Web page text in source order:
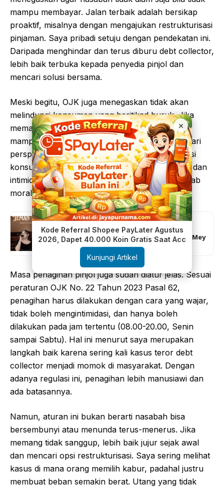
mampu membayar. Jalan terbaik adalah bersikap
proaktif, misalnya dengan mengajukan restrukturisasi
pinjaman. Saya pribadi setuju dengan pendekatan ini.
Daripada menghindar dan terus diburu debt collector,
lebih baik terbuka kepada penyedia pinjol dan
mencari solusi bersama.
Meski begitu, OJK juga menegaskan tidak akan
melindungi konsumen yang beritikad buruk. Jika
memang sengaja tidak mau membayar padahal
mampu, maka tentu ada konsekuensi hukum. Dari
perspektif saya, aturan ini adil. Karena di satu sisi
konsumen dilindungi dari penagihan yang kasar dan
intimidatif, tapi di sisi lain tetap ada tanggung jawab
moral dan hukum yang harus dipenuhi.
Baca Juga
Kolaborasi Musik Liburan: Ragilkun & Mey
Deana di Lagu Teman Berwisata
Masa penagihan pinjol juga sudah diatur jelas. Sesuai
peraturan OJK No. 22 Tahun 2023 Pasal 62,
penagihan harus dilakukan dengan cara yang wajar,
tidak boleh mengintimidasi, dan hanya boleh
dilakukan pada jam tertentu (08.00-20.00, Senin
sampai Sabtu). Hal ini menurut saya merupakan
langkah baik karena sering kali kasus teror debt
collector menjadi momok di masyarakat. Dengan
adanya regulasi ini, penagihan lebih manusiawi dan
ada batasannya.
Namun, aturan ini bukan berarti nasabah bisa
bersembunyi atau menunda terus-menerus. Jika
memang tidak sanggup, lebih baik jujur sejak awal
dan mencari opsi restrukturisasi. Saya sering melihat
kasus di mana orang memilih kabur, padahal justru
membuat beban semakin berat. Utang yang tidak
×
Kode Referral Shopee PayLater Agustus
2026, Dapet 40.000 Koin Gratis Saat Acc
Kunjungi Artikel